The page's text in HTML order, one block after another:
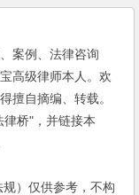
案例、法律咨询
高级律师本人。欢
擅自摘编、转载。
桥"，并链接本
）仅供参考，不构